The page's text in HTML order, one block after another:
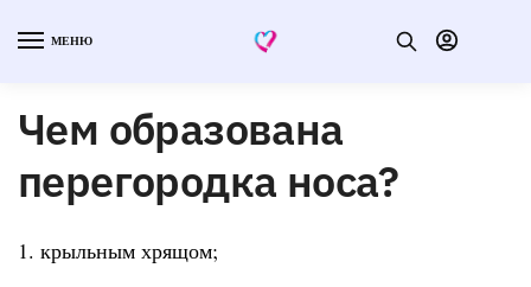
МЕНЮ
Чем образована
перегородка носа?
1. крыльным хрящом;